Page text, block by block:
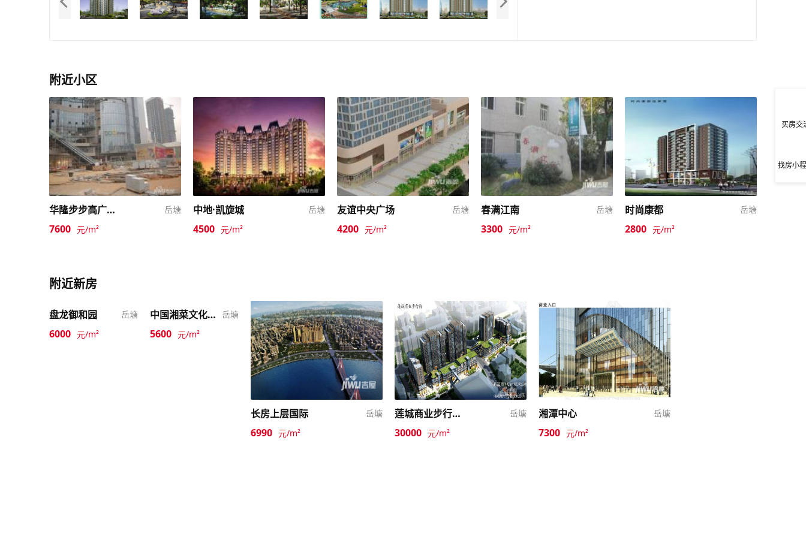
附近小区
华隆步步高广场二期 岳塘
7600 元/m²
中地·凯旋城 岳塘
4500 元/m²
友谊中央广场 岳塘
4200 元/m²
春满江南 岳塘
3300 元/m²
时尚康都 岳塘
2800 元/m²
附近新房
盘龙御和园 岳塘
6000 元/m²
中国湘菜文化博览园 岳塘
5600 元/m²
长房上层国际 岳塘
6990 元/m²
莲城商业步行街三期 岳塘
30000 元/m²
湘潭中心 岳塘
7300 元/m²
买房交
找房小